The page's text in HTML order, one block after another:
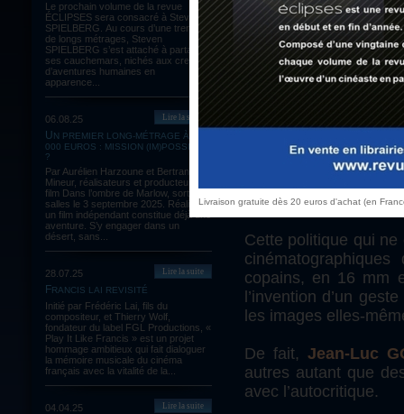
Le prochain volume de la revue
ÉCLIPSES sera consacré à Steven
SPIELBERG. Au cours d’une trentaine
de longs métrages, Steven
SPIELBERG s’est attaché à partager
ses cauchemars, nichés aux creux
d’aventures humaines en
apparence...
06.08.25
UN PREMIER LONG-MÉTRAGE À 60
000 EUROS : MISSION (IM)POSSIBLE
?
Par Aurélien Harzoune et Bertrand
Mineur, réalisateurs et producteurs du
film Dans l’ombre de Marlow, sortie en
salles le 3 septembre 2025. Réaliser
un film indépendant constitue déjà une
aventure. S’y engager dans un
désert, sans...
Lire la suite
28.07.25
FRANCIS LAI REVISITÉ
Initié par Frédéric Lai, fils du
compositeur, et Thierry Wolf,
fondateur du label FGL Productions, «
Play It Like Francis » est un projet
hommage ambitieux qui fait dialoguer
la mémoire musicale du cinéma
français avec la vitalité de la...
Lire la suite
04.04.25 Lire la suite
Avec Éric Rohmer,
d’André Bazin,
française" abhorrée)
italien avec le
minorités : vieux
Ophuls et Abel
Rossellini),
Jacques Tati).
Cette politique qui
copains, en 16 mm
l’invention d’un
les images elles-
De fait,Jean-Luc
autres autant que
avec l’autocritique.
Livraison gratuite dès 20 euros d'achat (en